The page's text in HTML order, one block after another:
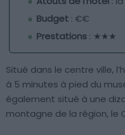
Budget : €€
Prestations : ★★★
Situé dans le centre ville,
à 5 minutes à pied du
également situé à une
montagne de la région, le